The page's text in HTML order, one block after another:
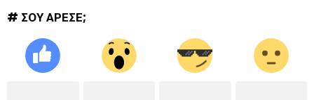
# ΣΟΥ ΑΡΕΣΕ;